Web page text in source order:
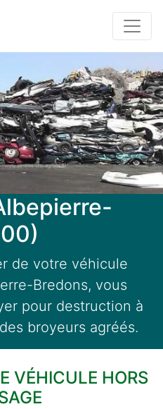
de votre véhicule
Bredons, vous
pour destruction à
broyeurs agréés.
VÉHICULE HORS